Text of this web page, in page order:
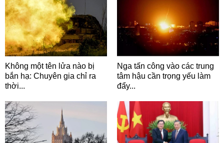
Không một tên lửa nào bị
bắn hạ: Chuyên gia chỉ ra
thời...
Nga tấn công vào các trung
tâm hậu cần trọng yếu làm
đẩy...